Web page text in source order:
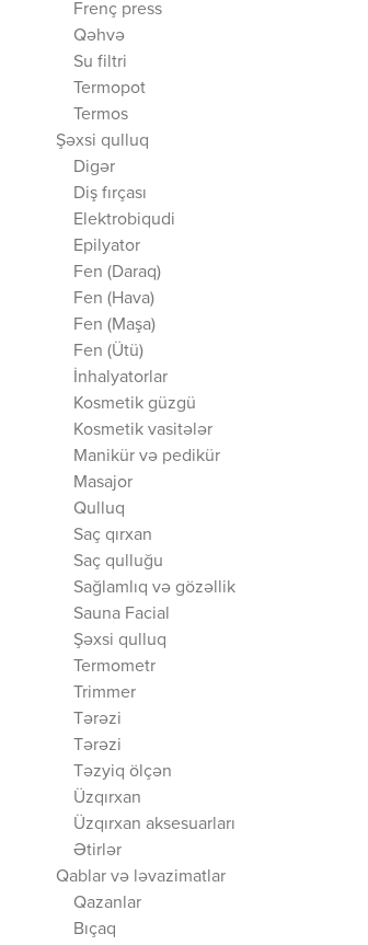
Frenç press
Qəhvə
Su filtri
Termopot
Termos
Şəxsi qulluq
Digər
Diş fırçası
Elektrobiqudi
Epilyator
Fen (Daraq)
Fen (Hava)
Fen (Maşa)
Fen (Ütü)
İnhalyatorlar
Kosmetik güzgü
Kosmetik vasitələr
Manikür və pedikür
Masajor
Qulluq
Saç qırxan
Saç qulluğu
Sağlamlıq və gözəllik
Sauna Facial
Şəxsi qulluq
Termometr
Trimmer
Tərəzi
Tərəzi
Təzyiq ölçən
Üzqırxan
Üzqırxan aksesuarları
Ətirlər
Qablar və ləvazimatlar
Qazanlar
Bıçaq